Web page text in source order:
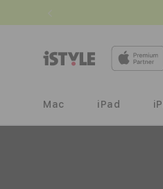
Přejít k
obsahu
Mac iPad